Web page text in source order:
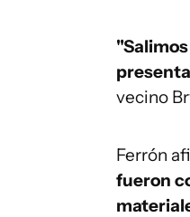
vecino
Ferrón
fueron